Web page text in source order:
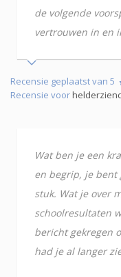
de volgende
vertrouwen in en
Recensie geplaatst van 5
Recensie voor
Wat ben je een
en begrip, je bent
stuk. Wat je over
schoolresultaten
bericht gekregen
had je al langer